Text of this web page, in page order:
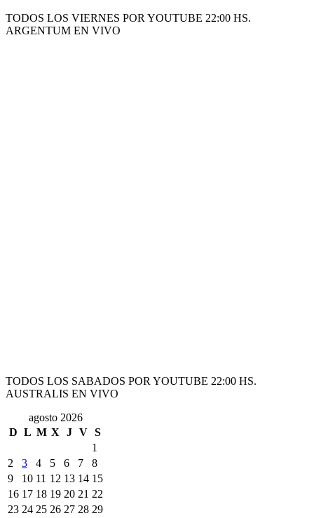
TODOS LOS VIERNES POR YOUTUBE 22:00 HS.
ARGENTUM EN VIVO
TODOS LOS SABADOS POR YOUTUBE 22:00 HS.
AUSTRALIS EN VIVO
agosto 2026
D L M X J V S
1
2
3 4 5 6 7
8
9
10 11 12 13 14 15
16 17 18 19 20 21 22
23 24 25 26 27 28 29